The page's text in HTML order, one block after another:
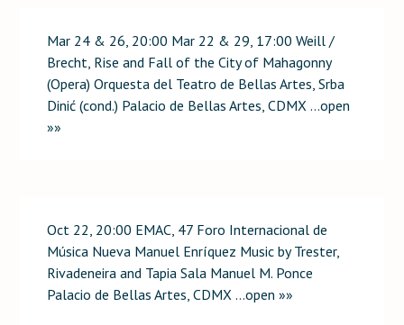
Mar 24 & 26, 20:00 Mar 22 & 29, 17:00 Weill /
Brecht, Rise and Fall of the City of Mahagonny
(Opera) Orquesta del Teatro de Bellas Artes, Srba
Dinić (cond.) Palacio de Bellas Artes, CDMX …open
»»
Oct 22, 20:00 EMAC, 47 Foro Internacional de
Música Nueva Manuel Enríquez Music by Trester,
Rivadeneira and Tapia Sala Manuel M. Ponce
Palacio de Bellas Artes, CDMX …open »»